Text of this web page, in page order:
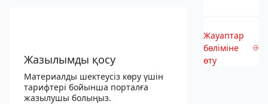
Жазылымды қосу
Материалды шектеусіз көру үшін
тарифтері бойынша порталға
жазылушы болыңыз.
Жауаптар
бөліміне
өту